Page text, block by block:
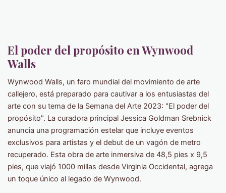
El poder del propósito en Wynwood
Walls
Wynwood Walls, un faro mundial del movimiento de arte
callejero, está preparado para cautivar a los entusiastas del
arte con su tema de la Semana del Arte 2023: "El poder del
propósito". La curadora principal Jessica Goldman Srebnick
anuncia una programación estelar que incluye eventos
exclusivos para artistas y el debut de un vagón de metro
recuperado. Esta obra de arte inmersiva de 48,5 pies x 9,5
pies, que viajó 1000 millas desde Virginia Occidental, agrega
un toque único al legado de Wynwood.